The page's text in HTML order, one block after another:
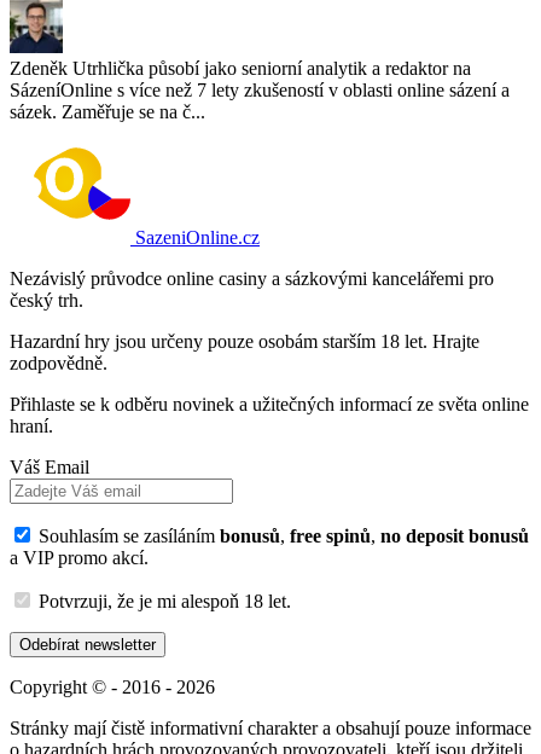
Zdeněk Utrhlička působí jako seniorní analytik a redaktor na
SázeníOnline s více než 7 lety zkušeností v oblasti online sázení a
sázek. Zaměřuje se na č...
SazeniOnline.cz
Nezávislý průvodce online casiny a sázkovými kancelářemi pro
český trh.
Hazardní hry jsou určeny pouze osobám starším 18 let. Hrajte
zodpovědně.
Přihlaste se k odběru novinek a užitečných informací ze světa online
hraní.
Váš Email
Souhlasím se zasíláním bonusů, free spinů, no deposit bonusů
a VIP promo akcí.
Potvrzuji, že je mi alespoň 18 let.
Odebírat newsletter
Copyright © - 2016 - 2026
Stránky mají čistě informativní charakter a obsahují pouze informace